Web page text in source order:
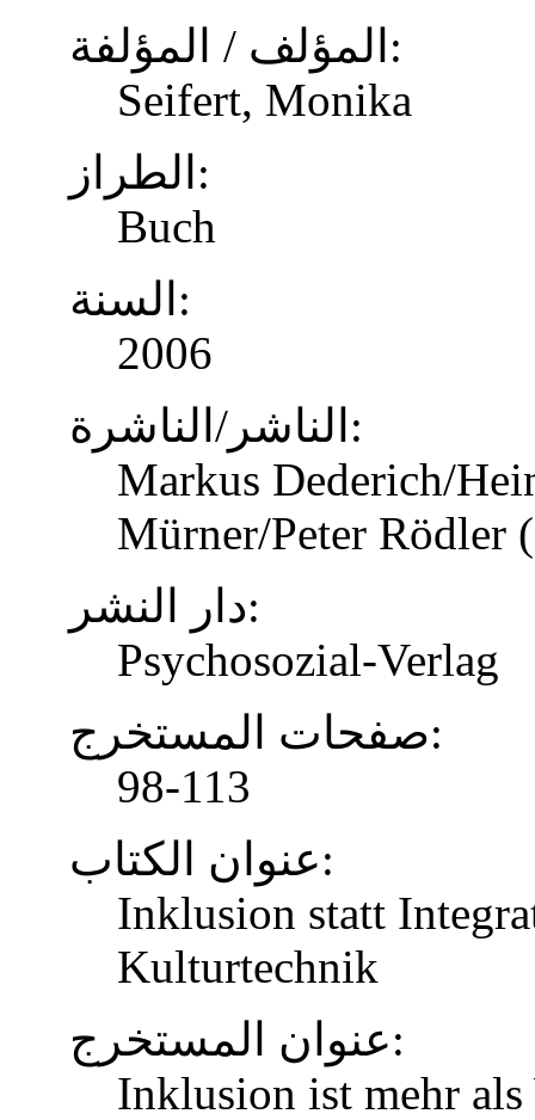
المؤلف / المؤلفة:
Seifert, Monika
الطراز:
Buch
السنة:
2006
الناشر/الناشرة:
Markus Dederich/
Mürner/Peter Rödler
دار النشر:
Psychosozial-Verlag
صفحات المستخرج:
98-113
عنوان الكتاب:
Inklusion statt
Kulturtechnik
عنوان المستخرج:
Inklusion ist mehr